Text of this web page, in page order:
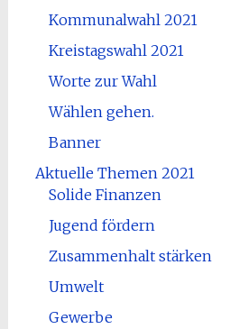
Kommunalwahl 2021
Kreistagswahl 2021
Worte zur Wahl
Wählen gehen.
Banner
Aktuelle Themen 2021
Solide Finanzen
Jugend fördern
Zusammenhalt stärken
Umwelt
Gewerbe